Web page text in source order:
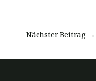
Nächster Beitrag →